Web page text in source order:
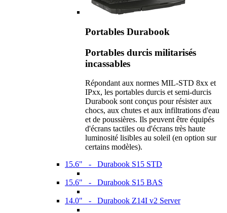
Portables Durabook
Portables durcis militarisés
incassables
Répondant aux normes MIL-STD 8xx et
IPxx, les portables durcis et semi-durcis
Durabook sont conçus pour résister aux
chocs, aux chutes et aux infiltrations d'eau
et de poussières. Ils peuvent être équipés
d'écrans tactiles ou d'écrans très haute
luminosité lisibles au soleil (en option sur
certains modèles).
15.6" - Durabook S15 STD
15.6" - Durabook S15 BAS
14.0" - Durabook Z14I v2 Server